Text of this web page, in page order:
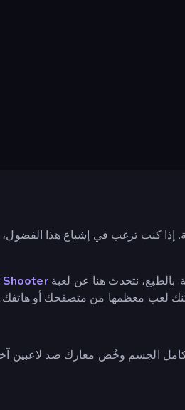
إذا كنت ترغب في إشباع هذا
بالطبع، نتحدث هنا عن لعبةShooter
لعب معظمها من متصفحك أو
كامل الجسم وخُض معارك ضد لاعبين